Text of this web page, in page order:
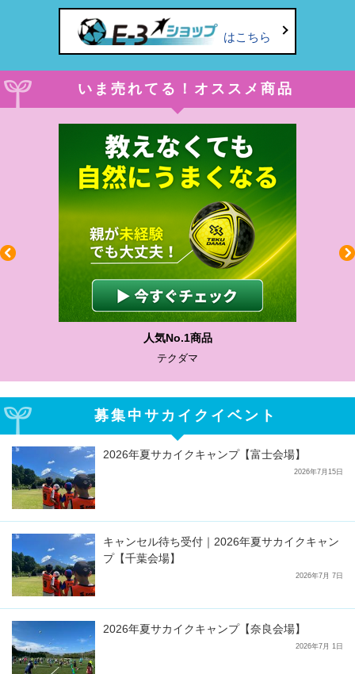
はこちら
いま売れてる！オススメ商品
わかりやすい質問に沿って書ける
サカイクサッカーノート
募集中サカイクイベント
2026年夏サカイクキャンプ【富士会場】
2026年7月15日
キャンセル待ち受付｜2026年夏サカイクキャン
プ【千葉会場】
2026年7月 7日
2026年夏サカイクキャンプ【奈良会場】
2026年7月 1日